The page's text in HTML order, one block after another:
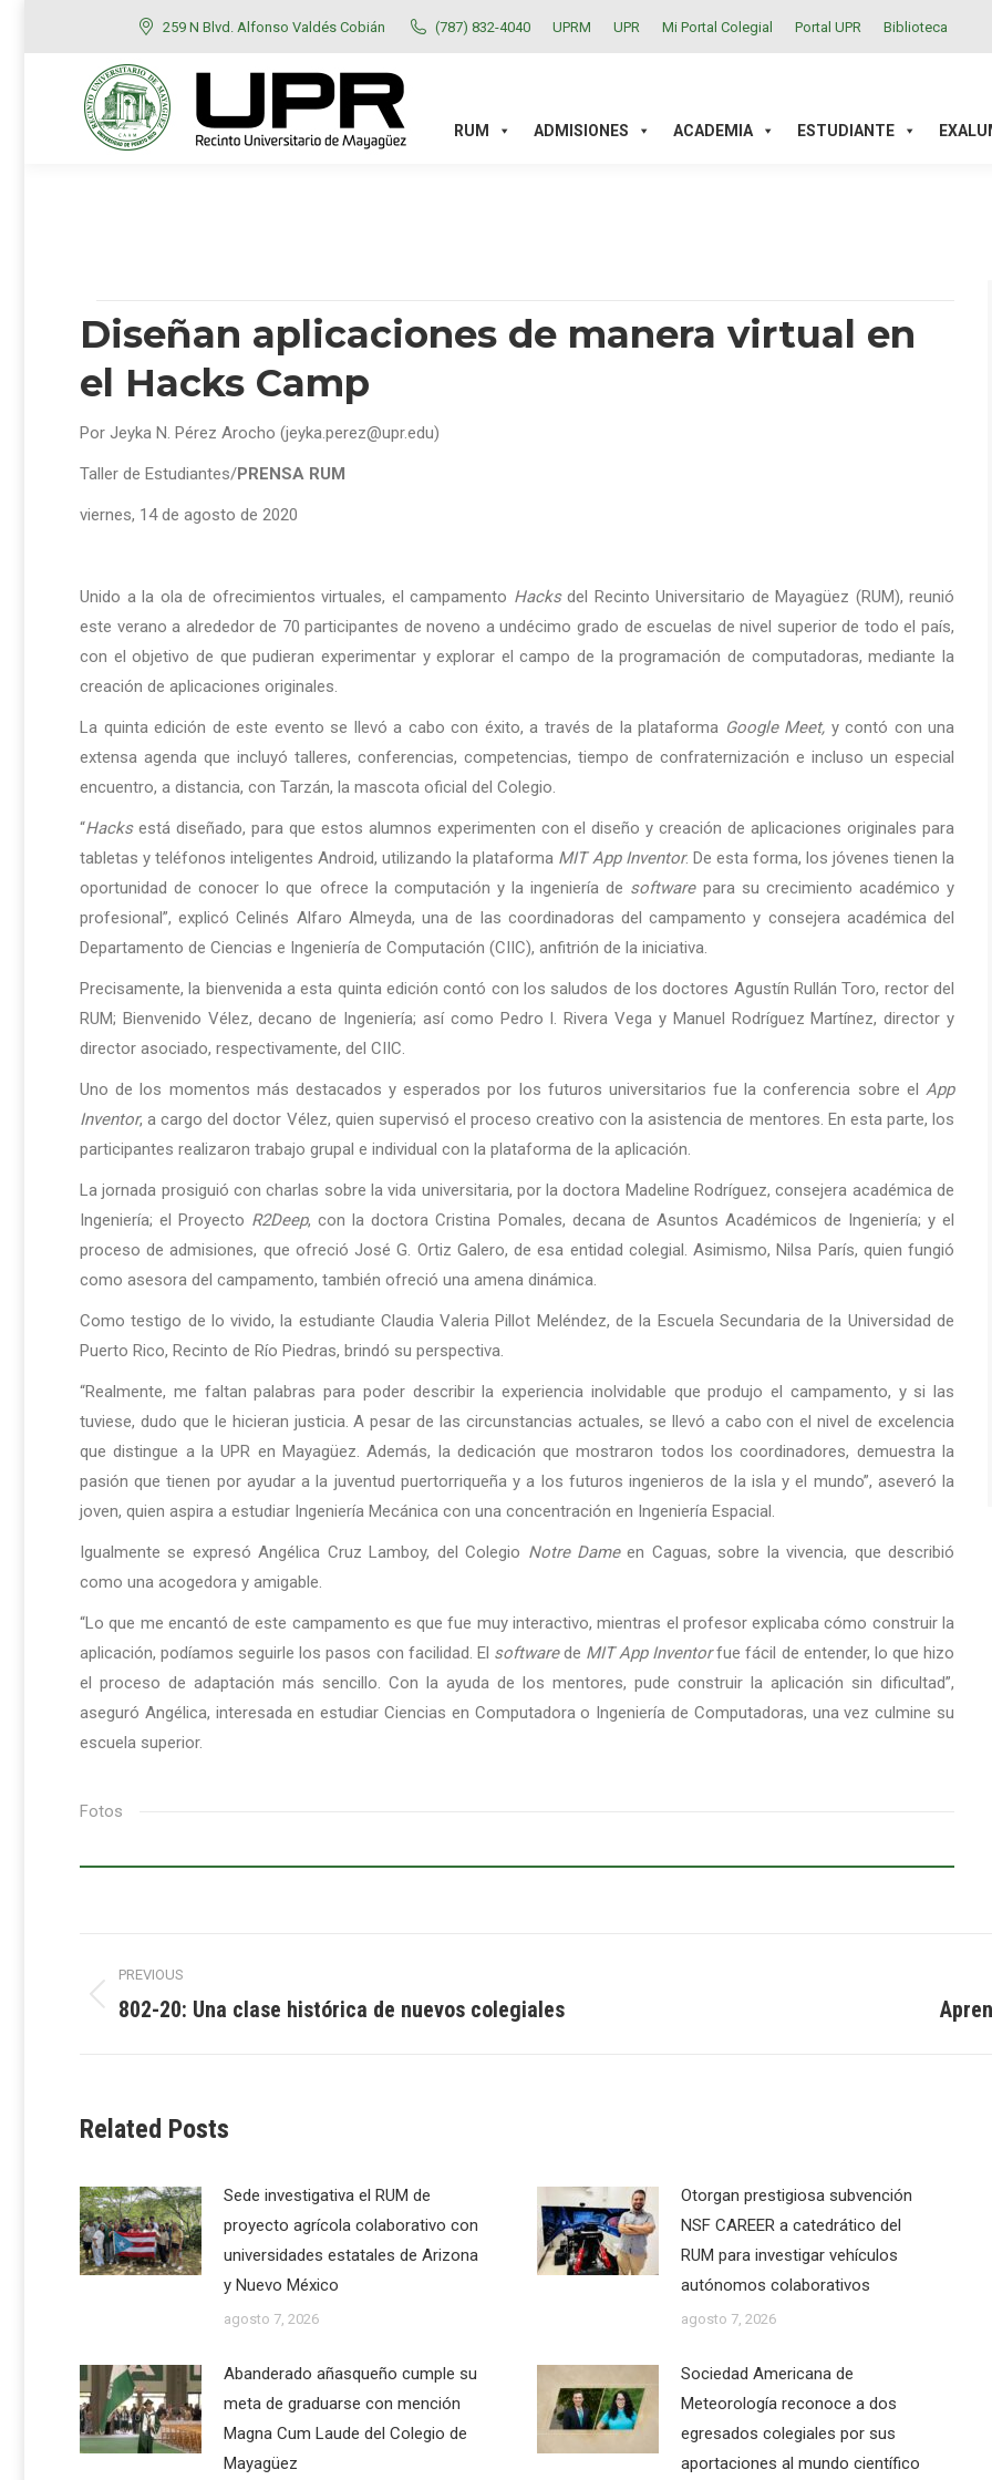
259 N Blvd. Alfonso Valdés Cobián (787) 832-4040 UPRM UPR Mi Portal Colegial Portal UPR Biblioteca
RUM ADMISIONES ACADEMIA ESTUDIANTE
Diseñan aplicaciones de manera virtual en
el Hacks Camp
Por Jeyka N. Pérez Arocho (jeyka.perez@upr.edu)
Taller de Estudiantes/PRENSA RUM
viernes, 14 de agosto de 2020
Unido a la ola de ofrecimientos virtuales, el campamento Hacksdel Recinto Universitario de Mayagüez (RUM), reunió
este verano a alrededor de 70 participantes de noveno a undécimo grado de escuelas de nivel superior de todo el país,
con el objetivo de que pudieran experimentar y explorar el campo de la programación de computadoras, mediante la
creación de aplicaciones originales.
La quinta edición de este evento se llevó a cabo con éxito, a través de la plataforma Google Meet, y contó con una
extensa agenda que incluyó talleres, conferencias, competencias, tiempo de confraternización e incluso un especial
encuentro, a distancia, con Tarzán, la mascota oficial del Colegio.
“Hacksestá diseñado, para que estos alumnos experimenten con el diseño y creación de aplicaciones originales para
tabletas y teléfonos inteligentes Android, utilizando la plataforma MIT App Inventor. De esta forma, los jóvenes tienen la
oportunidad de conocer lo que ofrece la computación y la ingeniería de softwarepara su crecimiento académico y
profesional”, explicó Celinés Alfaro Almeyda, una de las coordinadoras del campamento y consejera académica del
Departamento de Ciencias e Ingeniería de Computación (CIIC), anfitrión de la iniciativa.
Precisamente, la bienvenida a esta quinta edición contó con los saludos de los doctores Agustín Rullán Toro, rector del
RUM; Bienvenido Vélez, decano de Ingeniería; así como Pedro I. Rivera Vega y Manuel Rodríguez Martínez, director y
director asociado, respectivamente, del CIIC.
Uno de los momentos más destacados y esperados por los futuros universitarios fue la conferencia sobre el App
Inventor, a cargo del doctor Vélez, quien supervisó el proceso creativo con la asistencia de mentores. En esta parte, los
participantes realizaron trabajo grupal e individual con la plataforma de la aplicación.
La jornada prosiguió con charlas sobre la vida universitaria, por la doctora Madeline Rodríguez, consejera académica de
Ingeniería; el Proyecto R2Deep, con la doctora Cristina Pomales, decana de Asuntos Académicos de Ingeniería; y el
proceso de admisiones, que ofreció José G. Ortiz Galero, de esa entidad colegial. Asimismo, Nilsa París, quien fungió
como asesora del campamento, también ofreció una amena dinámica.
Como testigo de lo vivido, la estudiante Claudia Valeria Pillot Meléndez, de la Escuela Secundaria de la Universidad de
Puerto Rico, Recinto de Río Piedras, brindó su perspectiva.
“Realmente, me faltan palabras para poder describir la experiencia inolvidable que produjo el campamento, y si las
tuviese, dudo que le hicieran justicia. A pesar de las circunstancias actuales, se llevó a cabo con el nivel de excelencia
que distingue a la UPR en Mayagüez. Además, la dedicación que mostraron todos los coordinadores, demuestra la
pasión que tienen por ayudar a la juventud puertorriqueña y a los futuros ingenieros de la isla y el mundo”, aseveró la
joven, quien aspira a estudiar Ingeniería Mecánica con una concentración en Ingeniería Espacial.
Igualmente se expresó Angélica Cruz Lamboy, del Colegio Notre Dameen Caguas, sobre la vivencia, que describió
como una acogedora y amigable.
“Lo que me encantó de este campamento es que fue muy interactivo, mientras el profesor explicaba cómo construir la
aplicación, podíamos seguirle los pasos con facilidad. El softwarede MIT App Inventorfue fácil de entender, lo que hizo
el proceso de adaptación más sencillo. Con la ayuda de los mentores, pude construir la aplicación sin dificultad”,
aseguró Angélica, interesada en estudiar Ciencias en Computadora o Ingeniería de Computadoras, una vez culmine su
escuela superior.
Fotos
Post
navigation
PREVIOUS
Previous
802-20: Una clase histórica de nuevos colegiales
Related Posts
Sede investigativa el RUM de
proyecto agrícola colaborativo con
universidades estatales de Arizona
y Nuevo México
agosto 7, 2026
Otorgan prestigiosa subvención
NSF CAREER a catedrático del
RUM para investigar vehículos
autónomos colaborativos
agosto 7, 2026
Abanderado añasqueño cumple su
meta de graduarse con mención
Magna Cum Laude del Colegio de
Mayagüez
Sociedad Americana de
Meteorología reconoce a dos
egresados colegiales por sus
aportaciones al mundo científico
RUM ADMISIONES